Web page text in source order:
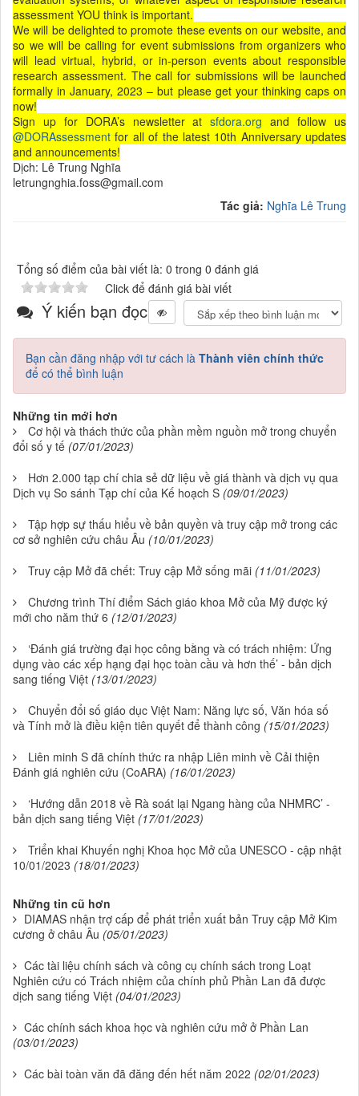
assessment YOU think is important.
We will be delighted to promote these events on our website, and
so we will be calling for event submissions from organizers who
will lead virtual, hybrid, or in-person events about responsible
research assessment. The call for submissions will be launched
formally in January, 2023 – but please get your thinking caps on
now!
Sign up for DORA’s newsletter atsfdora.org and follow us
@DORAssessment for all of the latest 10th Anniversary updates
and announcements!
Dịch: Lê Trung Nghĩa
letrungnghia.foss@gmail.com
Tác giả: Nghĩa Lê Trung
Tổng số điểm của bài viết là: 0 trong 0 đánh giá
Click để đánh giá bài viết
Ý kiến bạn đọc
Bạn cần đăng nhập với tư cách là Thành viên chính thức
để có thể bình luận
Những tin mới hơn
Cơ hội và thách thức của phần mềm nguồn mở trong chuyển
đổi số y tế (07/01/2023)
Hơn 2.000 tạp chí chia sẻ dữ liệu về giá thành và dịch vụ qua
Dịch vụ So sánh Tạp chí của Kế hoạch S (09/01/2023)
Tập hợp sự thấu hiểu về bản quyền và truy cập mở trong các
cơ sở nghiên cứu châu Âu (10/01/2023)
Truy cập Mở đã chết: Truy cập Mở sống mãi (11/01/2023)
Chương trình Thí điểm Sách giáo khoa Mở của Mỹ được ký
mới cho năm thứ 6 (12/01/2023)
‘Đánh giá trường đại học công bằng và có trách nhiệm: Ứng
dụng vào các xếp hạng đại học toàn cầu và hơn thế’ - bản dịch
sang tiếng Việt (13/01/2023)
Chuyển đổi số giáo dục Việt Nam: Năng lực số, Văn hóa số
và Tính mở là điều kiện tiên quyết để thành công (15/01/2023)
Liên minh S đã chính thức ra nhập Liên minh về Cải thiện
Đánh giá nghiên cứu (CoARA) (16/01/2023)
‘Hướng dẫn 2018 về Rà soát lại Ngang hàng của NHMRC’ -
bản dịch sang tiếng Việt (17/01/2023)
Triển khai Khuyến nghị Khoa học Mở của UNESCO - cập nhật
10/01/2023 (18/01/2023)
Những tin cũ hơn
DIAMAS nhận trợ cấp để phát triển xuất bản Truy cập Mở Kim
cương ở châu Âu (05/01/2023)
Các tài liệu chính sách và công cụ chính sách trong Loạt
Nghiên cứu có Trách nhiệm của chính phủ Phần Lan đã được
dịch sang tiếng Việt (04/01/2023)
Các chính sách khoa học và nghiên cứu mở ở Phần Lan
(03/01/2023)
Các bài toàn văn đã đăng đến hết năm 2022 (02/01/2023)